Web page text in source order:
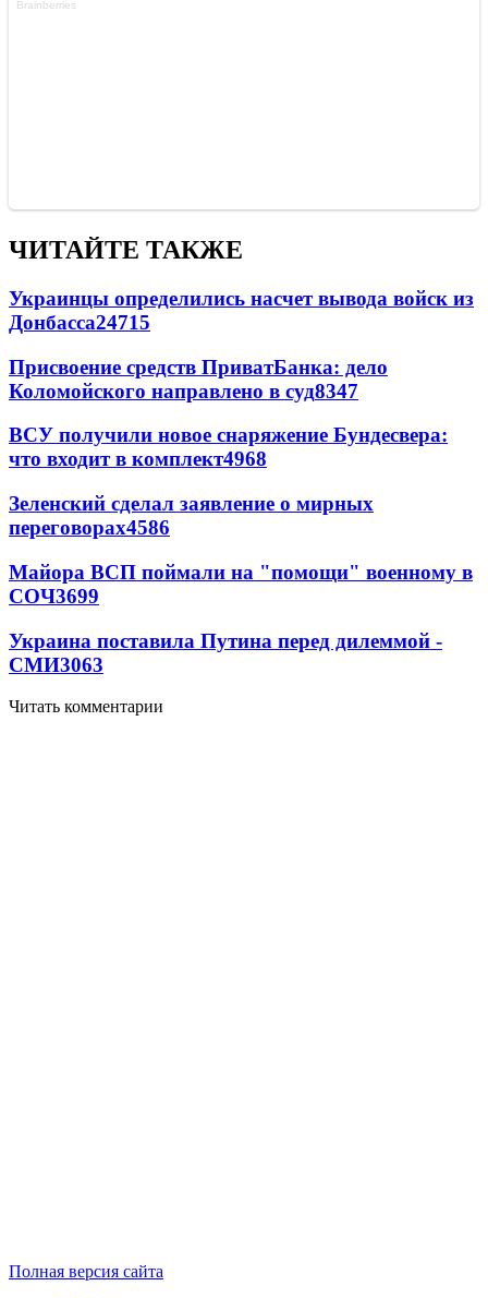
ЧИТАЙТЕ ТАКЖЕ
Украинцы определились насчет вывода войск из
Донбасса24715
Присвоение средств ПриватБанка: дело
Коломойского направлено в суд8347
ВСУ получили новое снаряжение Бундесвера:
что входит в комплект4968
Зеленский сделал заявление о мирных
переговорах4586
Майора ВСП поймали на "помощи" военному в
СОЧ3699
Украина поставила Путина перед дилеммой -
СМИ3063
Читать комментарии
Полная версия сайта